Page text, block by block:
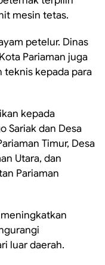
mesin tetas.
petelur. Dinas
Pariaman juga
teknis kepada para
kepada
Sariak dan Desa
Timur, Desa
Utara, dan
Pariaman
luar daerah.